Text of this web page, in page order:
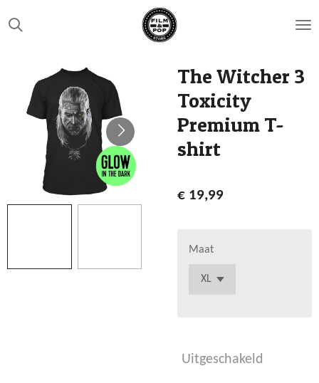
Ga
direct
hoofdinhoud
The Witcher 3
Toxicity
Premium T-
shirt
€ 19,99
Maat
Uitgeschakeld